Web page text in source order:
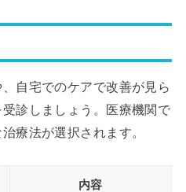
自宅でのケアで改善が見ら
診しましょう。医療機関で
療法が選択されます。
内容